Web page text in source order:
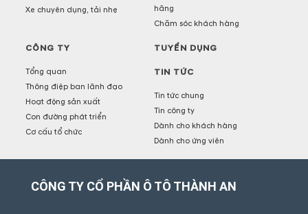
Xe chuyên dụng, tải nhẹ
hãng
Chăm sóc khách hàng
CÔNG TY
Tổng quan
Thông điệp ban lãnh đạo
Hoạt động sản xuất
Con đường phát triển
Cơ cấu tổ chức
TUYỂN DỤNG
TIN TỨC
Tin tức chung
Tin công ty
Dành cho khách hàng
Dành cho ứng viên
CÔNG TY CỔ PHẦN Ô TÔ THÀNH AN